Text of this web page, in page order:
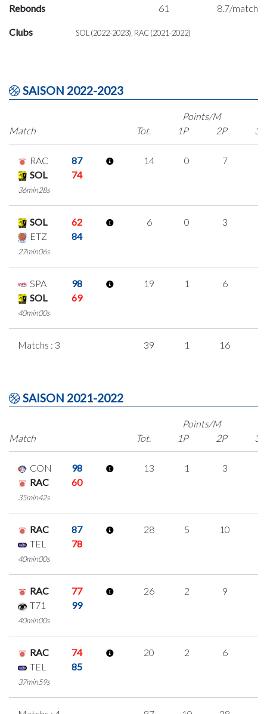
Rebonds
61 8.7/match
Clubs SOL (2022-2023), RAC (2021-2022)
SAISON 2022-2023
Match
Points/M
Tot.
1P 2P 3P
RAC
87
SOL
74
36min28s
14 0 7
SOL
62
ETZ
84
27min06s
6 0 3
SPA
98
SOL
69
40min00s
19 1 6
Matchs : 3 39 1 16
SAISON 2021-2022
Match
Points/M
Tot.
1P 2P 3P
CON
98
RAC
60
35min42s
13 1 3
RAC
87
TEL
78
40min00s
28 5 10
RAC
77
T71
99
40min00s
26 2 9
RAC
74
TEL
85
37min59s
20 2 6